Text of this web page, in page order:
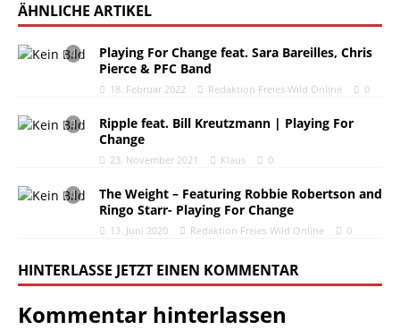
ÄHNLICHE ARTIKEL
Playing For Change feat. Sara Bareilles, Chris
Pierce & PFC Band
18. Februar 2022 Redaktion Freies Wild Online 0
Ripple feat. Bill Kreutzmann | Playing For
Change
23. November 2021 Klaus 0
The Weight – Featuring Robbie Robertson and
Ringo Starr- Playing For Change
13. Juni 2020 Redaktion Freies Wild Online 0
HINTERLASSE JETZT EINEN KOMMENTAR
Kommentar hinterlassen